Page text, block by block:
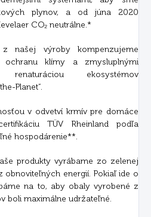
plynov, a od júna 2020
CO₂ neutrálne.*
z našej výroby kompenzujeme
klímy a zmysluplnými
ekosystémov
Planet“.
v odvetví krmív pre domáce
TÜV Rheinland podľa
hospodárenie**.
produkty vyrábame zo zelenej
obnoviteľných energií. Pokiaľ ide o
na to, aby obaly vyrobené z
boli maximálne udržateľné.